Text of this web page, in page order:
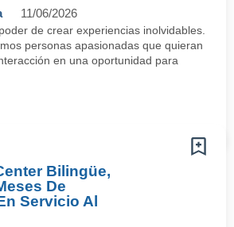
11/06/2026
de crear experiencias inolvidables.
personas apasionadas que quieran
en una oportunidad para
Bilingüe,
De
Servicio Al